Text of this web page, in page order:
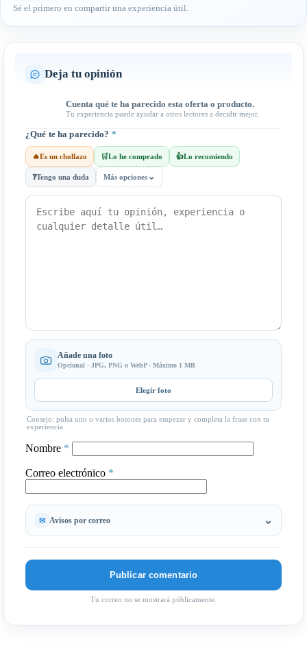
Sé el primero en compartir una experiencia útil.
Deja tu opinión
Cuenta qué te ha parecido esta oferta o producto.
Tu experiencia puede ayudar a otros lectores a decidir mejor.
¿Qué te ha parecido? *
🔥Es un chollazo 🛒Lo he comprado 👍Lo recomiendo
❓Tengo una duda Más opciones ⌄
Añade una foto
Opcional · JPG, PNG o WebP · Máximo 1 MB
Elegir foto
Consejo: pulsa uno o varios botones para empezar y completa la frase con tu
experiencia.
Nombre *
Correo electrónico *
Avisos por correo
Tu correo no se mostrará públicamente.